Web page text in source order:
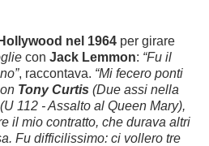
nel 1964 per girare
con Jack Lemmon: “Fu il
, raccontava. “Mi fecero ponti
Tony Curtis (Due assi nella
(U 112 - Assalto al Queen Mary),
il mio contratto, che durava altri
Fu difficilissimo: ci vollero tre